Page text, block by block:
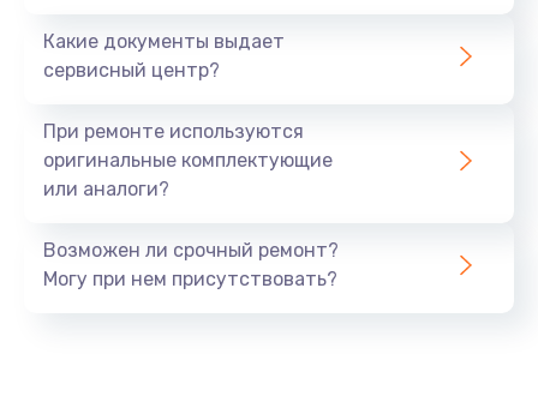
Восстановление данных
Заказать
1060 руб.
Какие документы выдает
сервисный центр?
При ремонте используются
оригинальные комплектующие
или аналоги?
Возможен ли срочный ремонт?
Могу при нем присутствовать?